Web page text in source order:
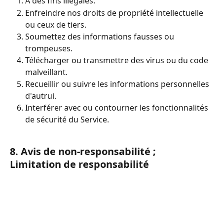
Enfreindre nos droits de propriété intellectuelle
ou ceux de tiers.
Soumettez des informations fausses ou
trompeuses.
Télécharger ou transmettre des virus ou du code
malveillant.
Recueillir ou suivre les informations personnelles
d'autrui.
Interférer avec ou contourner les fonctionnalités
de sécurité du Service.
8. Avis de non-responsabilité ;
Limitation de responsabilité